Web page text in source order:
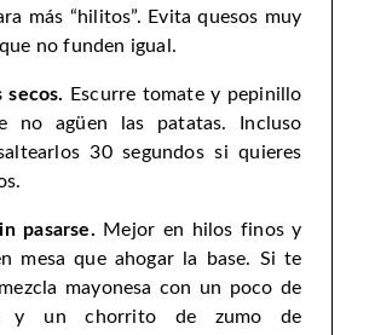
más “hilitos”. Evita quesos muy
no funden igual.
secos. Escurre tomate y pepinillo
no agüen las patatas. Incluso
30 segundos si quieres
pasarse. Mejor en hilos finos y
mesa que ahogar la base. Si te
mayonesa con un poco de
y un chorrito de zumo de